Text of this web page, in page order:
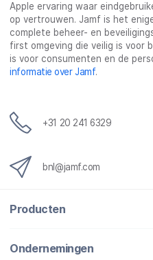
Apple ervaring waar
op vertrouwen. Jamf is het
complete beheer- en
first omgeving die veilig is voor
is voor consumenten en de
informatie over Jamf.
+31 20 241 6329
bnl@jamf.com
Producten
Ondernemingen